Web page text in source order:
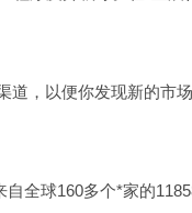
道，以便你发现新的市
全球160多个*家的